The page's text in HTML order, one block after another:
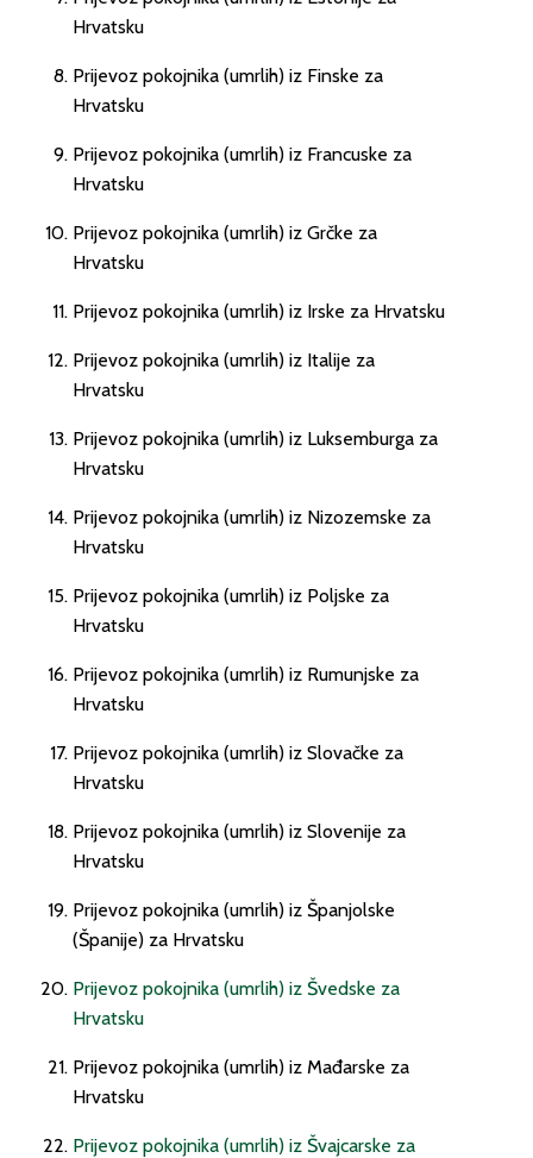
Hrvatsku
Prijevoz pokojnika (umrlih) iz Finske za
Hrvatsku
Prijevoz pokojnika (umrlih) iz Francuske za
Hrvatsku
Prijevoz pokojnika (umrlih) iz Grčke za
Hrvatsku
Prijevoz pokojnika (umrlih) iz Irske za Hrvatsku
Prijevoz pokojnika (umrlih) iz Italije za
Hrvatsku
Prijevoz pokojnika (umrlih) iz Luksemburga za
Hrvatsku
Prijevoz pokojnika (umrlih) iz Nizozemske za
Hrvatsku
Prijevoz pokojnika (umrlih) iz Poljske za
Hrvatsku
Prijevoz pokojnika (umrlih) iz Rumunjske za
Hrvatsku
Prijevoz pokojnika (umrlih) iz Slovačke za
Hrvatsku
Prijevoz pokojnika (umrlih) iz Slovenije za
Hrvatsku
Prijevoz pokojnika (umrlih) iz Španjolske
(Španije) za Hrvatsku
Prijevoz pokojnika (umrlih) iz Švedske za
Hrvatsku
Prijevoz pokojnika (umrlih) iz Mađarske za
Hrvatsku
Prijevoz pokojnika (umrlih) iz Švajcarske za